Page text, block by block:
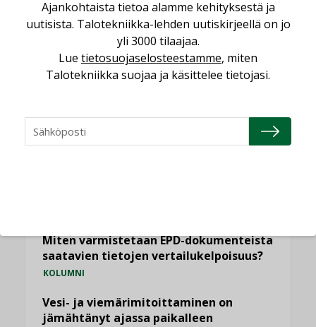
NÄKÖKULMIA
Puheista tekoihin – uusin teknologia
käyttöön kiinteistöissä
Sähköistäminen säästää euroja
KOLUMNI
Miten varmistetaan EPD-dokumenteista
saatavien tietojen vertailukelpoisuus?
KOLUMNI
Vesi- ja viemärimitoittaminen on
jämähtänyt ajassa paikalleen
Ajankohtaista tietoa alamme kehityksestä ja
uutisista. Talotekniikka-lehden uutiskirjeellä on jo
yli 3000 tilaajaa.
Lue tietosuojaselosteestamme, miten
Talotekniikka suojaa ja käsittelee tietojasi.